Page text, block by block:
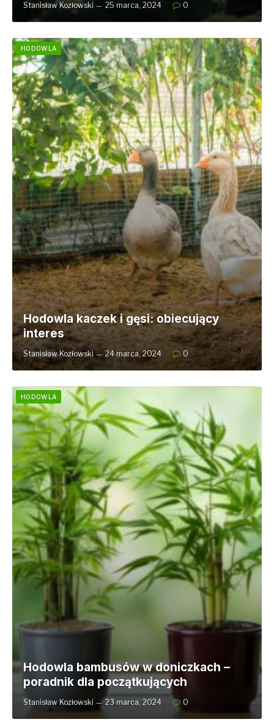
Stanisław Kozłowski 25 marca, 2024 0
HODOWLA
Hodowla kaczek i gęsi: obiecujący
interes
Stanisław Kozłowski 24 marca, 2024 0
HODOWLA
Hodowla bambusów w doniczkach –
poradnik dla początkujących
Stanisław Kozłowski 23 marca, 2024 0